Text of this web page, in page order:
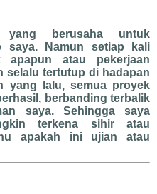
yang berusaha untuk
saya. Namun setiap kali
apapun atau pekerjaan
selalu tertutup di hadapan
yang lalu, semua proyek
berbanding terbalik
saya. Sehingga saya
terkena sihir atau
apakah ini ujian atau